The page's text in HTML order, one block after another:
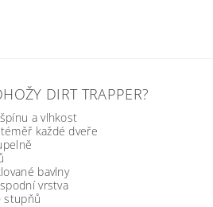
DIRT TRAPPER?
a vlhkost
každé dveře
bavlny
vrstva
stupňů